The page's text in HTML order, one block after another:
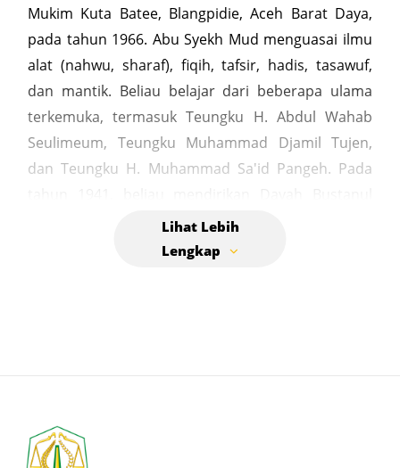
Mukim Kuta Batee, Blangpidie, Aceh Barat Daya,
pada tahun 1966. Abu Syekh Mud menguasai ilmu
alat (nahwu, sharaf), fiqih, tafsir, hadis, tasawuf,
dan mantik. Beliau belajar dari beberapa ulama
terkemuka, termasuk Teungku H. Abdul Wahab
Seulimeum, Teungku Muhammad Djamil Tujen,
dan Teungku H. Muhammad Sa'id Pangeh. Pada
Huda di Gampong Kuta Tuha, Blangpidie. Selain
mengajar ilmu agama, Abu Syekh Mud juga aktif
Kecamatan Blangpidie, Kabupaten Aceh Barat
Daya. Makam ini menjadi tempat wisata religi dan